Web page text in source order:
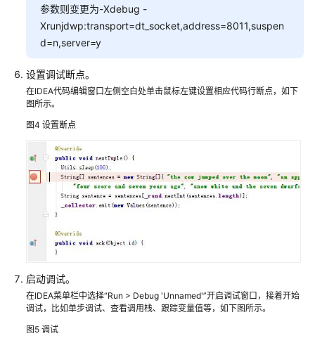
应
用
开
简
介
获
MRS
应
用
开
发
例
工
程
MRS
组
参数则变更为-Xdebug -
Xrunjdwp:transport=dt_socket,address=8011,suspen
d=n,server=y
设置调试断点。
在IDEA代码编辑窗口左侧空白处单击鼠标左键设置相应代码行断点，如下
图所示。
图4 设置断点
启动调试。
在IDEA菜单栏中选择“Run > Debug 'Unnamed'”开启调试窗口，接着开始
调试，比如单步调试、查看调用栈、跟踪变量值等，如下图所示。
图5 调试